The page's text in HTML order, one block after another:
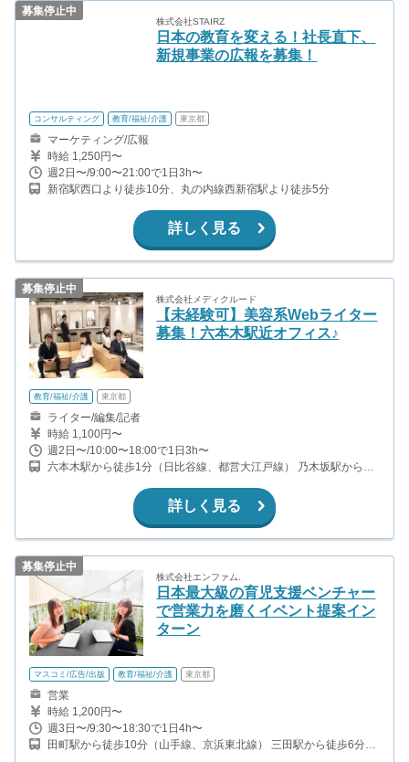
募集停止中
株式会社STAIRZ
日本の教育を変える！社長直下、
新規事業の広報を募集！
コンサルティング 教育/福祉/介護 東京都
マーケティング/広報
時給 1,250円〜
週2日〜/9:00〜21:00で1日3h〜
新宿駅西口より徒歩10分、丸の内線西新宿駅より徒歩5分
詳しく見る
募集停止中
株式会社メディクルード
【未経験可】美容系Webライター
募集！六本木駅近オフィス♪
教育/福祉/介護 東京都
ライター/編集/記者
時給 1,100円〜
週2日〜/10:00〜18:00で1日3h〜
六本木駅から徒歩1分（日比谷線、都営大江戸線） 乃木坂駅から徒
詳しく見る
募集停止中
株式会社エンファム.
日本最大級の育児支援ベンチャー
で営業力を磨くイベント提案イン
ターン
マスコミ/広告/出版 教育/福祉/介護 東京都
営業
時給 1,200円〜
週3日〜/9:30〜18:30で1日4h〜
田町駅から徒歩10分（山手線、京浜東北線） 三田駅から徒歩6分